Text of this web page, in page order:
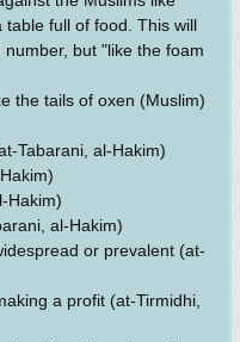
full of food. This will
but "like the foam
the tails of oxen (Muslim)
Tabarani, al-Hakim)
Hakim)
al-Hakim)
or prevalent (at-
a profit (at-Tirmidhi,